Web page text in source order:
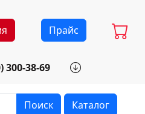
Прайс
300-38-69
8.30 - 17.00
Поиск Каталог